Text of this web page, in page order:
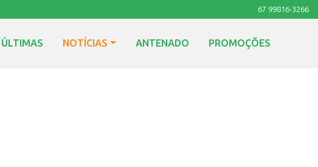
67 99816-3266
ÚLTIMAS NOTÍCIAS ANTENADO PROMOÇÕES